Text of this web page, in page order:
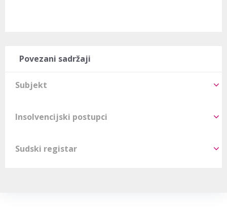
Povezani sadržaji
Subjekt
Insolvencijski postupci
Sudski registar